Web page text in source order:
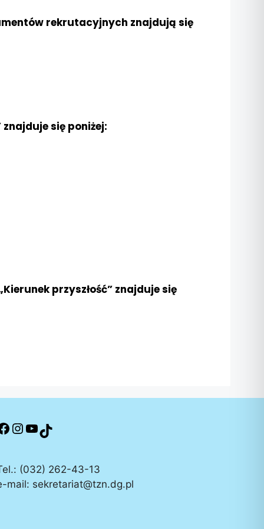
rekrutacyjnych znajdują się
się poniżej:
przyszłość” znajduje się
(032) 262-43-13
mail: sekretariat@tzn.dg.pl